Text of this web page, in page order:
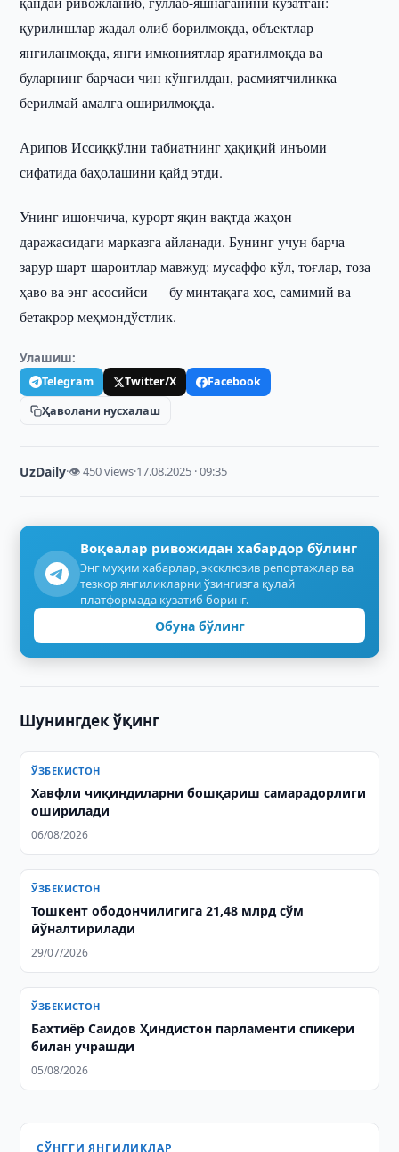
қурилишлар жадал олиб борилмоқда, объектлар
янгиланмоқда, янги имкониятлар яратилмоқда ва
буларнинг барчаси чин кўнгилдан, расмиятчиликка
берилмай амалга оширилмоқда.
Арипов Иссиқкўлни табиатнинг ҳақиқий инъоми
сифатида баҳолашини қайд этди.
Унинг ишончича, курорт яқин вақтда жаҳон
даражасидаги марказга айланади. Бунинг учун барча
зарур шарт-шароитлар мавжуд: мусаффо кўл, тоғлар, тоза
ҳаво ва энг асосийси — бу минтақага хос, самимий ва
бетакрор меҳмондўстлик.
Улашиш:
Telegram Twitter/X
Facebook
Ҳаволани нусхалаш
UzDaily·👁 450 views·17.08.2025 · 09:35
Воқеалар ривожидан хабардор бўлинг
Энг муҳим хабарлар, эксклюзив репортажлар ва
тезкор янгиликларни ўзингизга қулай
платформада кузатиб боринг.
Обуна бўлинг
Шунингдек ўқинг
ЎЗБЕКИСТОН
Хавфли чиқиндиларни бошқариш самарадорлиги
оширилади
06/08/2026
ЎЗБЕКИСТОН
Тошкент ободончилигига 21,48 млрд сўм
йўналтирилади
29/07/2026
ЎЗБЕКИСТОН
Бахтиёр Саидов Ҳиндистон парламенти спикери
билан учрашди
05/08/2026
СЎНГГИ ЯНГИЛИКЛАР